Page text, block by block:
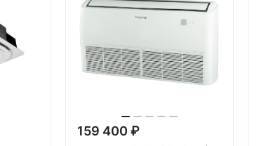
159 400 ₽